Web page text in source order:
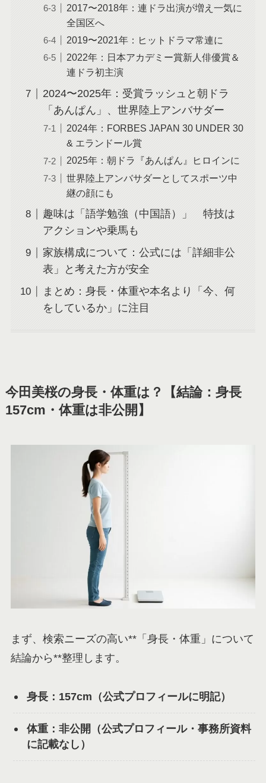
2017〜2018年：連ドラ出演が増え一気に
全国区へ
2019〜2021年：ヒットドラマ常連に
2022年：日本アカデミー賞新人俳優賞＆
連ドラ初主演
2024〜2025年：受賞ラッシュと朝ドラ
「あんぱん」、世界陸上アンバサダー
2024年：FORBES JAPAN 30 UNDER 30
& エランドール賞
2025年：朝ドラ『あんぱん』ヒロインに
世界陸上アンバサダーとしてスポーツ中
継の顔にも
趣味は「語学勉強（中国語）」 特技は
アクションや乗馬も
家族構成について：公式には「詳細非公
表」と考えた方が安全
まとめ：身長・体重や本名より「今、何
をしているか」に注目
今田美桜の身長・体重は？【結論：身長
157cm・体重は非公開】
まず、検索ニーズの高い**「身長・体重」について
結論から**整理します。
身長：157cm（公式プロフィールに明記）
体重：非公開（公式プロフィール・事務所資料
に記載なし）